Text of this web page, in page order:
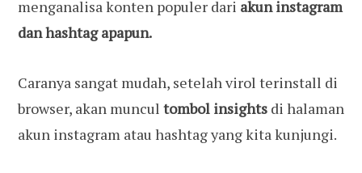
menganalisa konten populer dari akun instagram
dan hashtag apapun.
Caranya sangat mudah, setelah virol terinstall di
browser, akan muncul tombol insights di halaman
akun instagram atau hashtag yang kita kunjungi.